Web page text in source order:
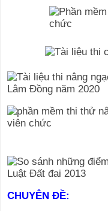
CHUYÊN ĐỀ: